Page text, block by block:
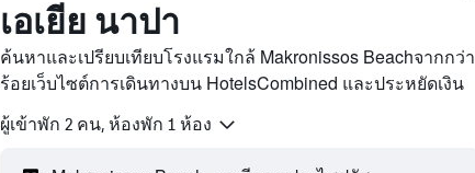
เอเยีย นาปา
ค้นหาและเปรียบเทียบโรงแรมใกล้ Makronissos Beachจากกว่า
ร้อยเว็บไซต์การเดินทางบน HotelsCombined และประหยัดเงิน
ผู้เข้าพัก 2 คน, ห้องพัก 1 ห้อง